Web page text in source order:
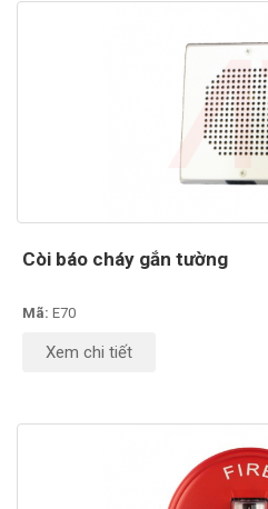
Còi báo cháy gắn tường
Mã: E70
Xem chi tiết